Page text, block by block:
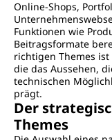
Online-Shops,
Funktionen wie
Beitragsformate
richtigen Themes
die das Aussehen,
technischen
prägt.
Der
Themes